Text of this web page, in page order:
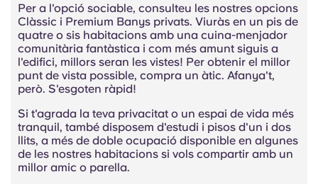
Per a l'opció sociable, consulteu les nostres opcions
Clàssic i Premium Banys privats. Viuràs en un pis de
quatre o sis habitacions amb una cuina-menjador
comunitària fantàstica i com més amunt siguis a
l'edifici, millors seran les vistes! Per obtenir el millor
punt de vista possible, compra un àtic. Afanya't,
però. S'esgoten ràpid!
Si t'agrada la teva privacitat o un espai de vida més
tranquil, també disposem d'estudi i pisos d'un i dos
llits, a més de doble ocupació disponible en algunes
de les nostres habitacions si vols compartir amb un
millor amic o parella.